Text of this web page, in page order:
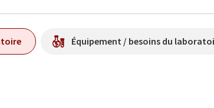
Équipement / besoins du